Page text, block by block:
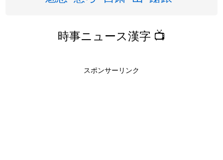
時事ニュース漢字 📺
スポンサーリンク